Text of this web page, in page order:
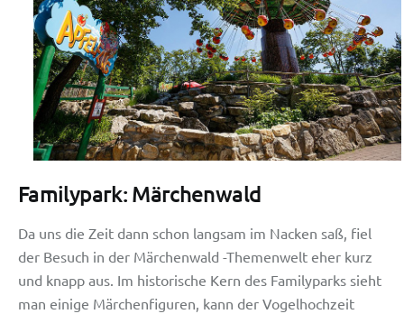
Familypark: Märchenwald
Da uns die Zeit dann schon langsam im Nacken saß, fiel
der Besuch in der Märchenwald -Themenwelt eher kurz
und knapp aus. Im historische Kern des Familyparks sieht
man einige Märchenfiguren, kann der Vogelhochzeit